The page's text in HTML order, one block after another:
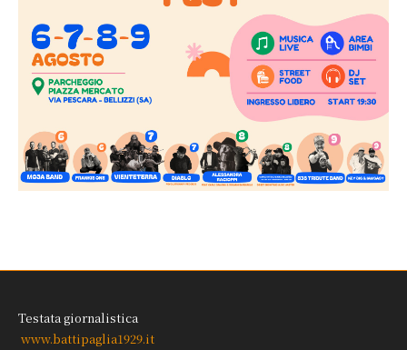
Testata giornalistica
www.battipaglia1929.it